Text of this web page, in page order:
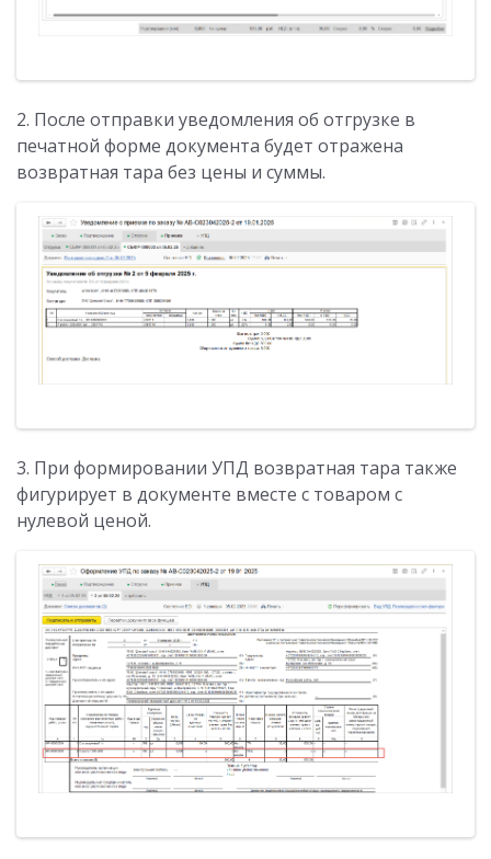
2. После отправки уведомления об отгрузке в
печатной форме документа будет отражена
возвратная тара без цены и суммы.
3. При формировании УПД возвратная тара также
фигурирует в документе вместе с товаром с
нулевой ценой.